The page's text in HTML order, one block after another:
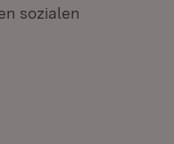
sozialen